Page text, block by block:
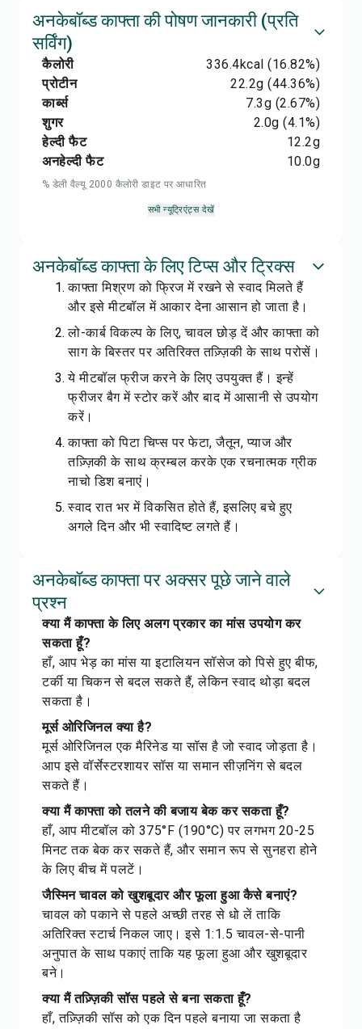
अनकेबॉब्ड काफ्ता की पोषण जानकारी (प्रति
सर्विंग)
कैलोरी 336.4kcal (16.82%)
प्रोटीन
22.2g (44.36%)
कार्ब्स
7.3g (2.67%)
शुगर
2.0g (4.1%)
हेल्दी फैट
12.2g
अनहेल्दी फैट
10.0g
% डेली वैल्यू 2000 कैलोरी डाइट पर आधारित
सभी न्यूट्रिएंट्स देखें
अनकेबॉब्ड काफ्ता के लिए टिप्स और ट्रिक्स
काफ्ता मिश्रण को फ्रिज में रखने से स्वाद मिलते हैं
और इसे मीटबॉल में आकार देना आसान हो जाता है।
लो-कार्ब विकल्प के लिए, चावल छोड़ दें और काफ्ता को
साग के बिस्तर पर अतिरिक्त तज़्ज़िकी के साथ परोसें।
ये मीटबॉल फ्रीज करने के लिए उपयुक्त हैं। इन्हें
फ्रीजर बैग में स्टोर करें और बाद में आसानी से उपयोग
करें।
काफ्ता को पिटा चिप्स पर फेटा, जैतून, प्याज और
तज़्ज़िकी के साथ क्रम्बल करके एक रचनात्मक ग्रीक
नाचो डिश बनाएं।
स्वाद रात भर में विकसित होते हैं, इसलिए बचे हुए
अगले दिन और भी स्वादिष्ट लगते हैं।
अनकेबॉब्ड काफ्ता पर अक्सर पूछे जाने वाले
प्रश्न
क्या मैं काफ्ता के लिए अलग प्रकार का मांस उपयोग कर
सकता हूँ?
हाँ, आप भेड़ का मांस या इटालियन सॉसेज को पिसे हुए बीफ,
टर्की या चिकन से बदल सकते हैं, लेकिन स्वाद थोड़ा बदल
सकता है।
मूर्स ओरिजिनल क्या है?
मूर्स ओरिजिनल एक मैरिनेड या सॉस है जो स्वाद जोड़ता है।
आप इसे वॉर्सेस्टरशायर सॉस या समान सीज़निंग से बदल
सकते हैं।
क्या मैं काफ्ता को तलने की बजाय बेक कर सकता हूँ?
हाँ, आप मीटबॉल को 375°F (190°C) पर लगभग 20-25
मिनट तक बेक कर सकते हैं, और समान रूप से सुनहरा होने
के लिए बीच में पलटें।
जैस्मिन चावल को खुशबूदार और फूला हुआ कैसे बनाएं?
चावल को पकाने से पहले अच्छी तरह से धो लें ताकि
अतिरिक्त स्टार्च निकल जाए। इसे 1:1.5 चावल-से-पानी
अनुपात के साथ पकाएं ताकि यह फूला हुआ और खुशबूदार
बने।
क्या मैं तज़्ज़िकी सॉस पहले से बना सकता हूँ?
हाँ, तज़्ज़िकी सॉस को एक दिन पहले बनाया जा सकता है